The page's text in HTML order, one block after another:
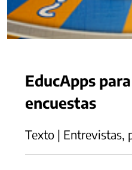
EducApps
encuestas
Texto | Entrevistas,